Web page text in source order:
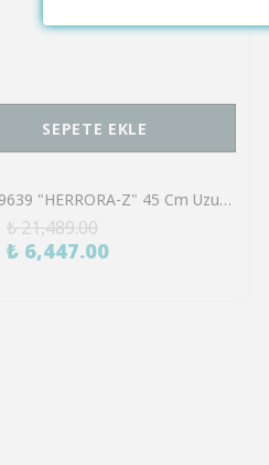
SEPETE EKLE
Eglo 99639 "HERRORA-Z" 45 Cm Uzunluğunda 45 Cm Genişliğinde Alüminyum Beyaz Led Panel
₺ 21,489.00
₺ 6,447.00